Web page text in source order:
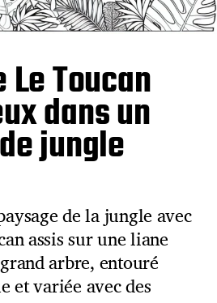
Toucan
dans un
jungle
de la jungle avec
assis sur une liane
arbre, entouré
et variée avec des